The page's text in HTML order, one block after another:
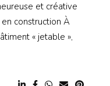
et créative
construction À
« jetable »,